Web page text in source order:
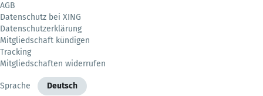
AGB
Datenschutz bei XING
Datenschutzerklärung
Mitgliedschaft kündigen
Tracking
Mitgliedschaften widerrufen
Sprache Deutsch